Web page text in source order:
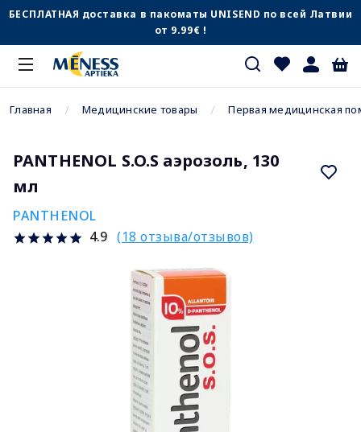
БЕСПЛАТНАЯ доставка в пакоматы UNISEND по всей Латвии
от 9.99€ !
Главная Медицинские товары Первая медицинская
PANTHENOL S.O.S аэрозоль, 130
мл
PANTHENOL
4.9 (18 отзыва/отзывов)